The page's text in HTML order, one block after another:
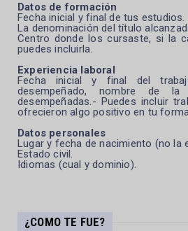
Datos de formación
Fecha inicial y final de tus estudios.
La denominación del título
Centro donde los cursaste, si la
puedes incluirla.
Experiencia laboral
Fecha inicial y final del
desempeñado, nombre de la
desempeñadas.- Puedes incluir
ofrecieron algo positivo en tu
Datos personales
Lugar y fecha de nacimiento (no la
Estado civil.
Idiomas (cual y dominio).
¿COMO TE FUE?